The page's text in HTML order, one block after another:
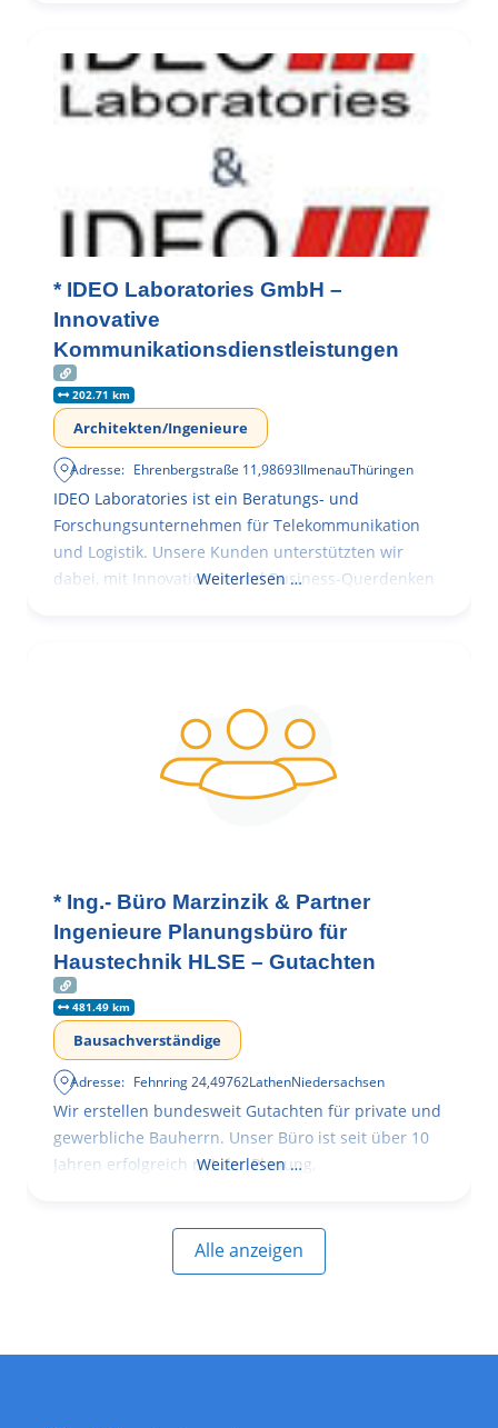
* IDEO Laboratories GmbH –
Innovative
Kommunikationsdienstleistungen
202.71 km
Architekten/Ingenieure
Adresse: Ehrenbergstraße 11,98693IlmenauThüringen
IDEO Laboratories ist ein Beratungs- und
Forschungsunternehmen für Telekommunikation
und Logistik. Unsere Kunden unterstützten wir
dabei, mit Innovationen und Business-Querdenken
Weiterlesen …
* Ing.- Büro Marzinzik & Partner
Ingenieure Planungsbüro für
Haustechnik HLSE – Gutachten
481.49 km
Bausachverständige
Adresse: Fehnring 24,49762LathenNiedersachsen
Wir erstellen bundesweit Gutachten für private und
gewerbliche Bauherrn. Unser Büro ist seit über 10
Jahren erfolgreich mit der Planung,
Weiterlesen …
Alle anzeigen